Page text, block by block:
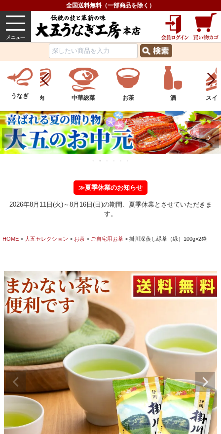
全国送料無料（一部商品を除く）
うなぎ 内祝い グルメ
うなぎ中華総菜 お茶 酒 スイーツ フル
≫夏季休業のお知らせ
2026年8月11日(火)～8月16日(日)の期間、夏季休業とさせていただきま
す。
HOME 大五セレクション お茶 ご自宅用お茶 掛川深蒸し緑茶（緑）100g×2袋